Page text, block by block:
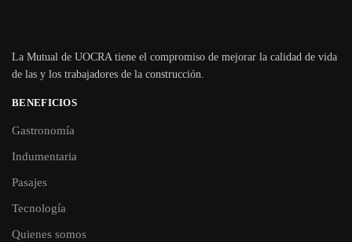
La Mutual de UOCRA tiene el compromiso de mejorar la calidad de vida
de las y los trabajadores de la construcción.
BENEFICIOS
Gastronomía
Indumentaria
Pasajes
Tecnología
Quienes somos